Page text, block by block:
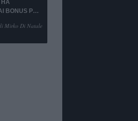
HA
BONUS PUR
Mirko Di Natale